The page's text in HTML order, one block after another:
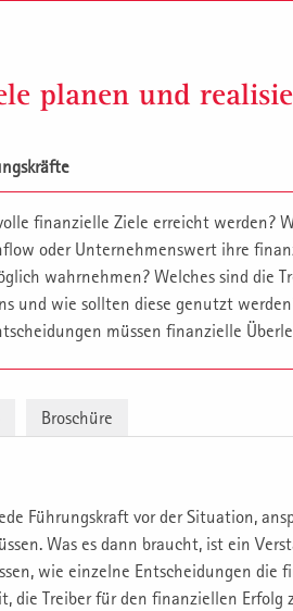
planen und
finanzielle Ziele erreicht werden?
oder Unternehmenswert ihre
wahrnehmen? Welches sind die
und wie sollten diese genutzt
müssen finanzielle
Broschüre
Führungskraft vor der Situation,
Was es dann braucht, ist ein
wie einzelne Entscheidungen die
die Treiber für den finanziellen